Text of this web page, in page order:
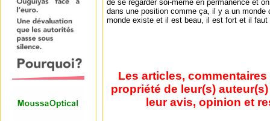
de se regarder soi-même en permanence et
dans une position comme ça, il y a un monde
monde existe et il est beau, il est fort et il faut
Les articles,
propriété de leur(s)
leur avis, opinion et